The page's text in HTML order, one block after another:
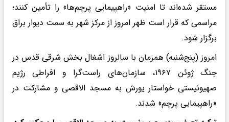
مستقر شده‌اند تا امنیت «راهپیمایی پرچم‌ها» را تأمین کنند؛
مراسمی که قرار است ظهر امروز از مرکز شهر به سمت دیوار براق
برگزار شود.
امروز (پنج‌شنبه) همزمان با سالروز اشغال بخش شرقی قدس در
جنگ ژوئن ۱۹۶۷، سازمان‌های راست‌گرا و افراطی رژیم
صهیونیستی خواستار یورش به مسجد الاقصی و مشارکت در
«راهپیمایی پرچم» شدند.